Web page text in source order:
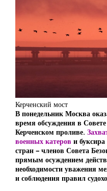
Керченский мост
В понедельник Москва
время обсуждения в
Керченском проливе.
военных катеров и
стран – членов Совета
прямым осуждением
необходимости уважения
и соблюдения правил